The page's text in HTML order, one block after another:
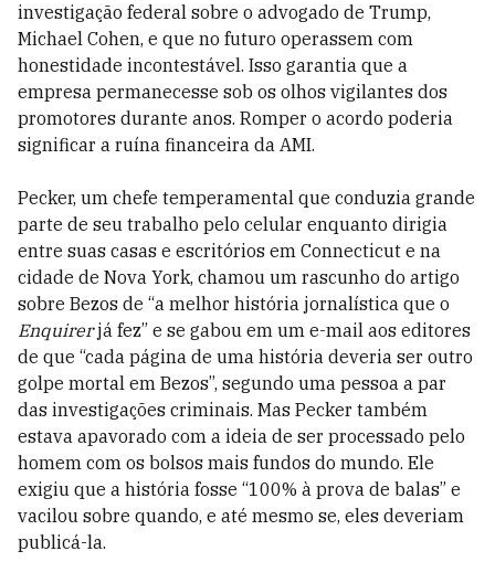
investigação federal sobre o advogado de Trump,
Michael Cohen, e que no futuro operassem com
honestidade incontestável. Isso garantia que a
empresa permanecesse sob os olhos vigilantes dos
promotores durante anos. Romper o acordo poderia
significar a ruína financeira da AMI.
Pecker, um chefe temperamental que conduzia grande
parte de seu trabalho pelo celular enquanto dirigia
entre suas casas e escritórios em Connecticut e na
cidade de Nova York, chamou um rascunho do artigo
sobre Bezos de “a melhor história jornalística que o
Enquirerjá fez” e se gabou em um e-mail aos editores
de que “cada página de uma história deveria ser outro
golpe mortal em Bezos”, segundo uma pessoa a par
das investigações criminais. Mas ­Pecker também
estava apavorado com a ideia de ser processado pelo
homem com os bolsos mais fundos do mundo. Ele
exigiu que a história fosse “100% à prova de balas” e
vacilou sobre quando, e até mesmo se, eles deveriam
publicá-la.